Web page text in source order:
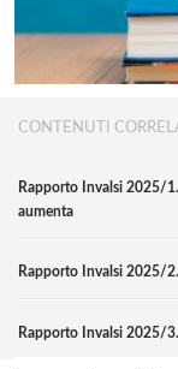
CONTENUTI
Rapporto Invalsi 2025/
aumenta
Rapporto Invalsi 2025/
Rapporto Invalsi 2025/